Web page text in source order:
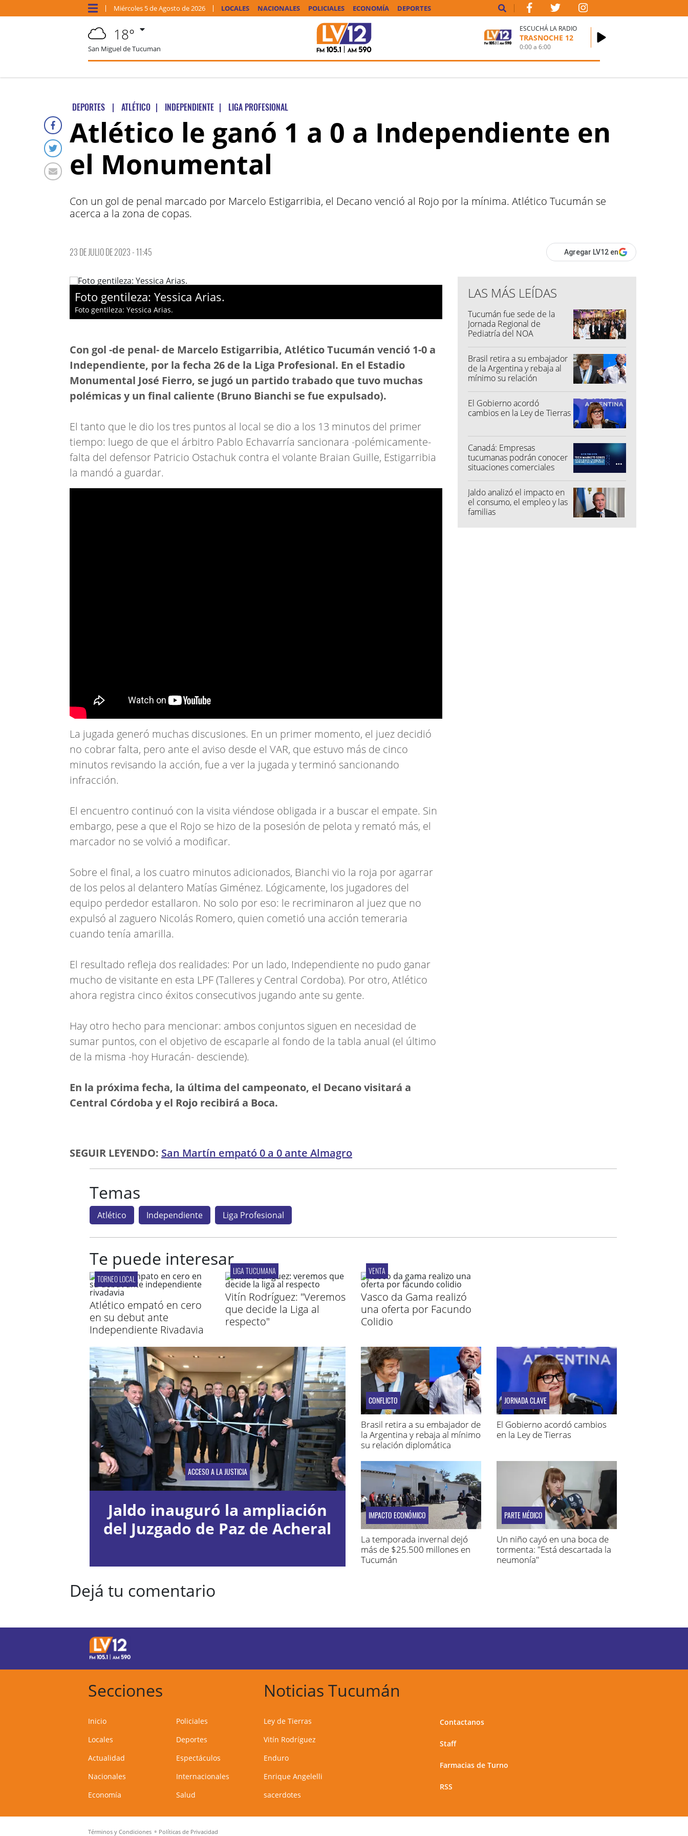
Miércoles 5 deAgosto de 2026 LOCALES NACIONALES POLICIALES ECONOMÍA DEPORTES
18°
San Miguel de Tucuman
ESCUCHÁ LA RADIO
TRASNOCHE 12
0:00a6:00
DEPORTES | ATLÉTICO | INDEPENDIENTE | LIGA PROFESIONAL
Atlético le ganó 1 a 0 a Independiente en
el Monumental
Con un gol de penal marcado por Marcelo Estigarribia, el Decano venció al Rojo por la mínima. Atlético Tucumán se
acerca a la zona de copas.
23 DE JULIO DE 2023 - 11:45 Agregar LV12 en
Foto gentileza: Yessica Arias.
Foto gentileza: Yessica Arias.
Con gol -de penal- de Marcelo Estigarribia, Atlético Tucumán venció 1-0 a
Independiente, por la fecha 26 de la Liga Profesional. En el Estadio
Monumental José Fierro, se jugó un partido trabado que tuvo muchas
polémicas y un final caliente (Bruno Bianchi se fue expulsado).
El tanto que le dio los tres puntos al local se dio a los 13 minutos del primer
tiempo: luego de que el árbitro Pablo Echavarría sancionara -polémicamente-
falta del defensor Patricio Ostachuk contra el volante Braian Guille, Estigarribia
la mandó a guardar.
La jugada generó muchas discusiones. En un primer momento, el juez decidió
no cobrar falta, pero ante el aviso desde el VAR, que estuvo más de cinco
minutos revisando la acción, fue a ver la jugada y terminó sancionando
infracción.
El encuentro continuó con la visita viéndose obligada ir a buscar el empate. Sin
embargo, pese a que el Rojo se hizo de la posesión de pelota y remató más, el
marcador no se volvió a modificar.
Sobre el final, a los cuatro minutos adicionados, Bianchi vio la roja por agarrar
de los pelos al delantero Matías Giménez. Lógicamente, los jugadores del
equipo perdedor estallaron. No solo por eso: le recriminaron al juez que no
expulsó al zaguero Nicolás Romero, quien cometió una acción temeraria
cuando tenía amarilla.
El resultado refleja dos realidades: Por un lado, Independiente no pudo ganar
mucho de visitante en esta LPF (Talleres y Central Cordoba). Por otro, Atlético
ahora registra cinco éxitos consecutivos jugando ante su gente.
Hay otro hecho para mencionar: ambos conjuntos siguen en necesidad de
sumar puntos, con el objetivo de escaparle al fondo de la tabla anual (el último
de la misma -hoy Huracán- desciende).
En la próxima fecha, la última del campeonato, el Decano visitará a
Central Córdoba y el Rojo recibirá a Boca.
SEGUIR LEYENDO: San Martín empató 0 a 0 ante Almagro
LAS MÁS LEÍDAS
Tucumán fue sede de la
Jornada Regional de
Pediatría del NOA
Brasil retira a su embajador
de la Argentina y rebaja al
mínimo su relación
El Gobierno acordó
cambios en la Ley de Tierras
Canadá: Empresas
tucumanas podrán conocer
situaciones comerciales
Jaldo analizó el impacto en
el consumo, el empleo y las
familias
Temas
Atlético Independiente Liga Profesional
Te puede interesar
TORNEO LOCAL
Atlético empató en cero
en su debut ante
Independiente Rivadavia
LIGA TUCUMANA
Vitín Rodríguez: "Veremos
que decide la Liga al
respecto"
VENTA
Vasco da Gama realizó
una oferta por Facundo
Colidio
ACCESO A LA JUSTICIA
Jaldo inauguró la ampliación
del Juzgado de Paz de Acheral
CONFLICTO
Brasil retira a su embajador de
la Argentina y rebaja al mínimo
su relación diplomática
JORNADA CLAVE
El Gobierno acordó cambios
en la Ley de Tierras
IMPACTO ECONÓMICO
La temporada invernal dejó
más de $25.500 millones en
Tucumán
PARTE MÉDICO
Un niño cayó en una boca de
tormenta: "Está descartada la
neumonía"
Dejá tu comentario
Secciones
Inicio
Locales
Actualidad
Nacionales
Economía
Policiales
Deportes
Espectáculos
Internacionales
Salud
Noticias Tucumán
Ley de Tierras
Vitín Rodríguez
Enduro
Enrique Angelelli
sacerdotes
Contactanos
Staff
Farmacias de Turno
RSS
Términos y Condiciones Políticas de Privacidad